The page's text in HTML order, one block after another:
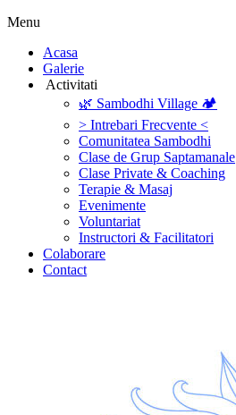
Menu
‎Acasa
Galerie
‎ ‎Activitati‎
🌿 Sambodhi Village 🏕️
> Intrebari Frecvente <
Comunitatea Sambodhi
Clase de Grup Saptamanale
Clase Private & Coaching
Terapie & Masaj
‎Evenimente
Voluntariat
‏‏‎Instructori & Facilitatori
Colaborare
Contact